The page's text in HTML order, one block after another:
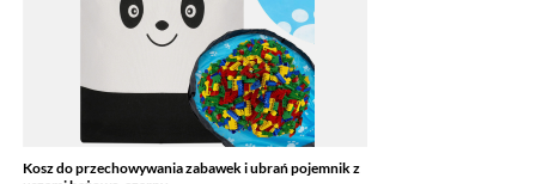
Kosz do przechowywania zabawek i ubrań pojemnik z